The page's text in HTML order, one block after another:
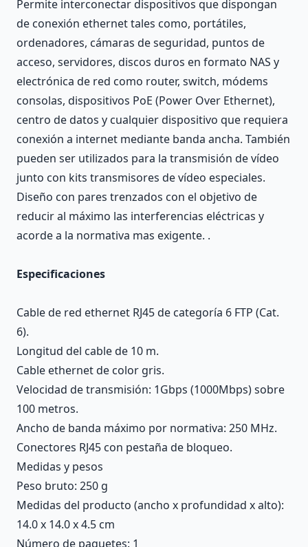
Permite interconectar dispositivos que dispongan
de conexión ethernet tales como, portátiles,
ordenadores, cámaras de seguridad, puntos de
acceso, servidores, discos duros en formato NAS y
electrónica de red como router, switch, módems
consolas, dispositivos PoE (Power Over Ethernet),
centro de datos y cualquier dispositivo que requiera
conexión a internet mediante banda ancha. También
pueden ser utilizados para la transmisión de vídeo
junto con kits transmisores de vídeo especiales.
Diseño con pares trenzados con el objetivo de
reducir al máximo las interferencias eléctricas y
acorde a la normativa mas exigente. .
Especificaciones
Cable de red ethernet RJ45 de categoría 6 FTP (Cat.
6).
Longitud del cable de 10 m.
Cable ethernet de color gris.
Velocidad de transmisión: 1Gbps (1000Mbps) sobre
100 metros.
Ancho de banda máximo por normativa: 250 MHz.
Conectores RJ45 con pestaña de bloqueo.
Medidas y pesos
Peso bruto: 250 g
Medidas del producto (ancho x profundidad x alto):
14.0 x 14.0 x 4.5 cm
Número de paquetes: 1